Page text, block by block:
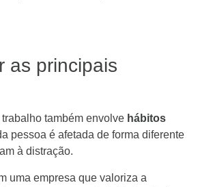
as principais
também envolve hábitos
pessoa é afetada de forma diferente
à distração.
uma empresa que valoriza a